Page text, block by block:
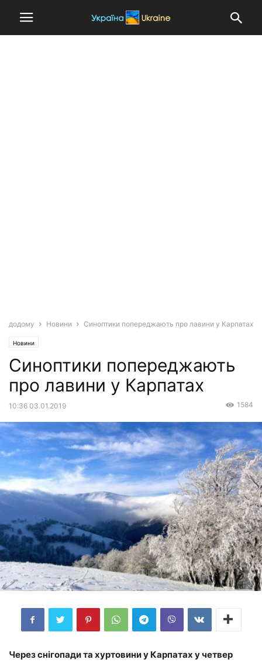
додому Новини Синоптики попереджають про лавини у Карпатах
Новини
Синоптики попереджають
про лавини у Карпатах
10:36 03.01.2019 1584
Через снігопади та хуртовини у Карпатах у четвер